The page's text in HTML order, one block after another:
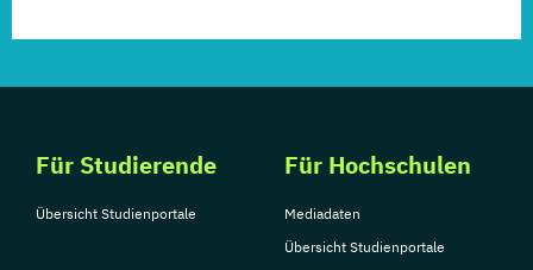
Für Studierende
Übersicht Studienportale
Für Hochschulen
Mediadaten
Übersicht Studienportale